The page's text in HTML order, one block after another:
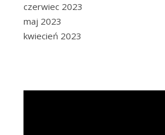
czerwiec 2023
maj 2023
kwiecień 2023